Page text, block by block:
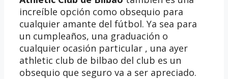
increíble opción como obsequio para
cualquier amante del fútbol. Ya sea para
un cumpleaños, una graduación o
cualquier ocasión particular , una ayer
athletic club de bilbao del club es un
obsequio que seguro va a ser apreciado.